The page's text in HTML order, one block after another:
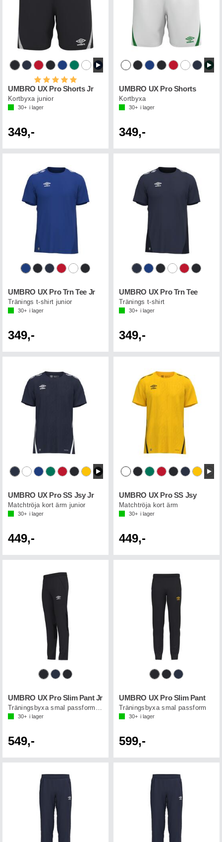
Betyg:
UMBRO UX Pro Shorts Jr
Kortbyxa junior
30+ i lager
349,-
UMBRO UX Pro Shorts
Kortbyxa
30+ i lager
349,-
UMBRO UX Pro Trn Tee Jr
Tränings t-shirt junior
30+ i lager
349,-
UMBRO UX Pro Trn Tee
Tränings t-shirt
30+ i lager
349,-
UMBRO UX Pro SS Jsy Jr
Matchtröja kort ärm junior
30+ i lager
449,-
UMBRO UX Pro SS Jsy
Matchtröja kort ärm
30+ i lager
449,-
UMBRO UX Pro Slim Pant Jr
Träningsbyxa smal passform junior
30+ i lager
549,-
UMBRO UX Pro Slim Pant
Träningsbyxa smal passform
30+ i lager
599,-